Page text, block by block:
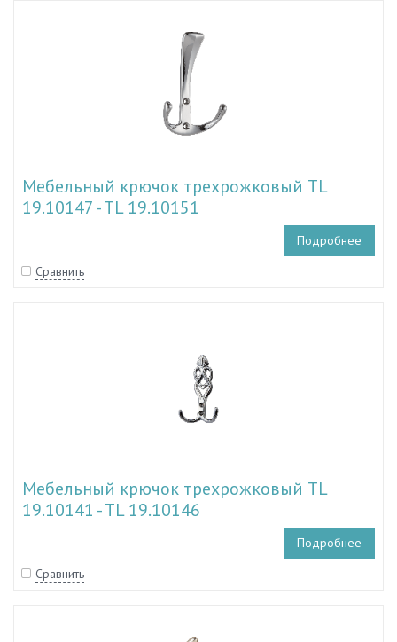
Мебельный крючок трехрожковый TL
19.10147 - TL 19.10151
Подробнее
Сравнить
Мебельный крючок трехрожковый TL
19.10141 - TL 19.10146
Подробнее
Сравнить